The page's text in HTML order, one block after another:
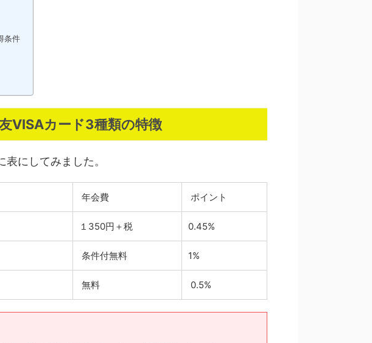
条件
VISAカード3種類の特徴
にしてみました。
年会費 ポイント
１350円＋税 0.45%
条件付無料 1%
無料 0.5%